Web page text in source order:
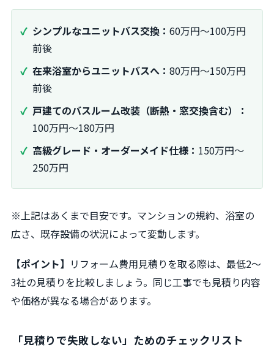
シンプルなユニットバス交換： 60万円～100万円
前後
在来浴室からユニットバスへ： 80万円～150万円
前後
戸建てのバスルーム改装（断熱・窓交換含む）：
100万円～180万円
高級グレード・オーダーメイド仕様： 150万円～
250万円
※上記はあくまで目安です。マンションの規約、浴室の
広さ、既存設備の状況によって変動します。
【ポイント】 リフォーム費用見積りを取る際は、最低2～
3社の見積りを比較しましょう。同じ工事でも見積り内容
や価格が異なる場合があります。
「見積りで失敗しない」ためのチェックリスト